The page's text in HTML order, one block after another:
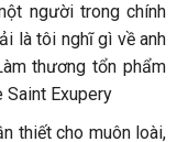
người trong chính
là tôi nghĩ gì về anh
thương tổn phẩm
Saint Exupery
thiết cho muôn loài,